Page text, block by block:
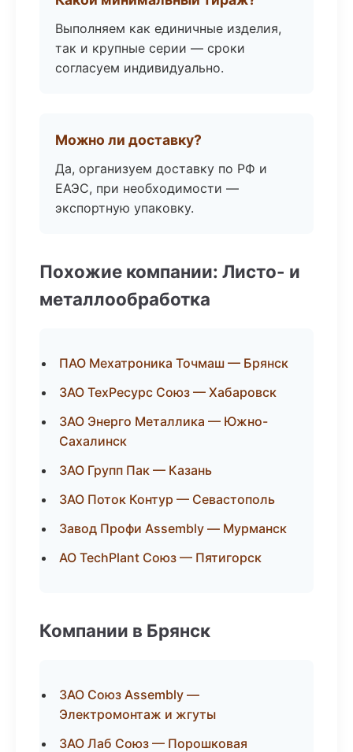
Выполняем как единичные изделия,
так и крупные серии — сроки
согласуем индивидуально.
Можно ли доставку?
Да, организуем доставку по РФ и
ЕАЭС, при необходимости —
экспортную упаковку.
Похожие компании: Листо- и
металлообработка
ПАО Мехатроника Точмаш — Брянск
ЗАО ТехРесурс Союз — Хабаровск
ЗАО Энерго Металлика — Южно-
Сахалинск
ЗАО Групп Пак — Казань
ЗАО Поток Контур — Севастополь
Завод Профи Assembly — Мурманск
АО TechPlant Союз — Пятигорск
Компании в Брянск
ЗАО Союз Assembly —
Электромонтаж и жгуты
ЗАО Лаб Союз — Порошковая